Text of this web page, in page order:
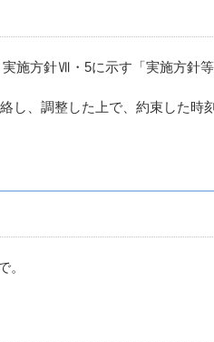
施方針Ⅶ・5に示す「実施方針
し、調整した上で、約束した時
。